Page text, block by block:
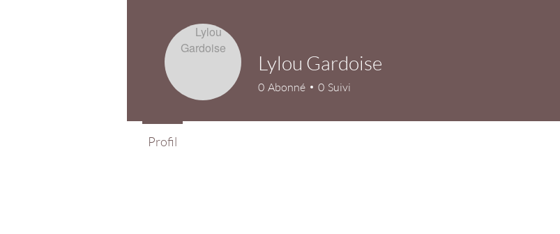
Lylou Gardoise
0 Abonné 0 Suivi
Profil